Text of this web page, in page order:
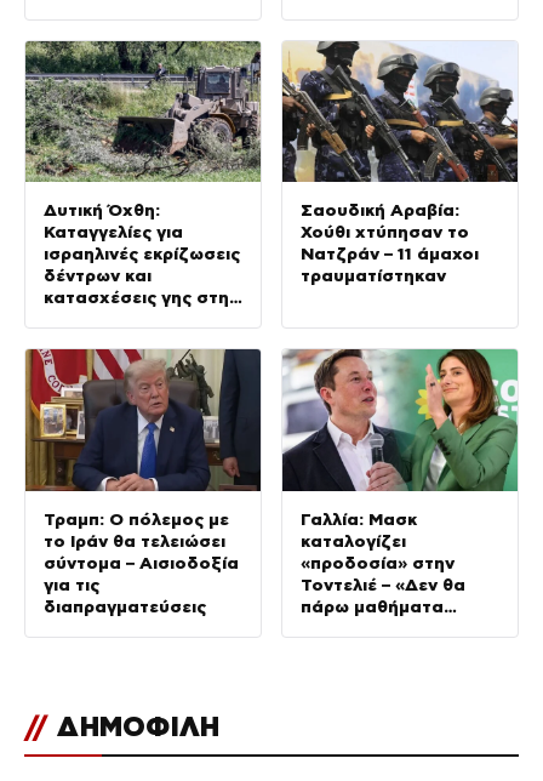
πυροβόλησε
Δυτική Όχθη:
Καταγγελίες για
ισραηλινές εκρίζωσεις
δέντρων και
κατασχέσεις γης στην
Σαουδική Αραβία:
Χούθι χτύπησαν το
Νατζράν – 11 άμαχοι
τραυματίστηκαν
Τραμπ: Ο πόλεμος με
το Ιράν θα τελειώσει
σύντομα – Αισιοδοξία
για τις
διαπραγματεύσεις
Γαλλία: Μασκ
καταλογίζει
«προδοσία» στην
Τοντελιέ – «Δεν θα
πάρω μαθήματα
// ΔΗΜΟΦΙΛΗ